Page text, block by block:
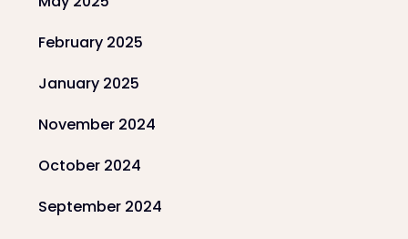
February 2025
January 2025
November 2024
October 2024
September 2024